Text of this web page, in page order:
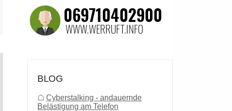
BLOG
☖ Cyberstalking - andauernde
Belästigung am Telefon